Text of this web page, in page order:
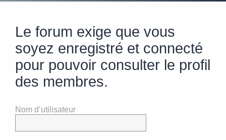
Le forum exige que vous
soyez enregistré et connecté
pour pouvoir consulter le profil
des membres.
Nom d’utilisateur